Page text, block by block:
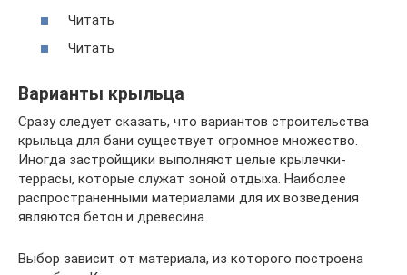
Читать
Читать
Варианты крыльца
Сразу следует сказать, что вариантов строительства
крыльца для бани существует огромное множество.
Иногда застройщики выполняют целые крылечки-
террасы, которые служат зоной отдыха. Наиболее
распространенными материалами для их возведения
являются бетон и древесина.
Выбор зависит от материала, из которого построена